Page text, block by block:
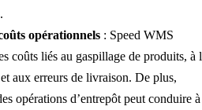
opérationnels : Speed WMS
coûts liés au gaspillage de produits, à
aux erreurs de livraison. De plus,
opérations d’entrepôt peut conduire à